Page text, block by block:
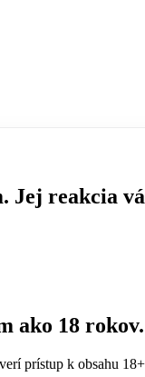
reakcia
ako 18 rokov.
prístup k obsahu